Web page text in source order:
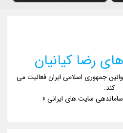
رضا کیانیان
جمهوری اسلامی ایران فعالیت می
کند.
سایت های ایرانی »